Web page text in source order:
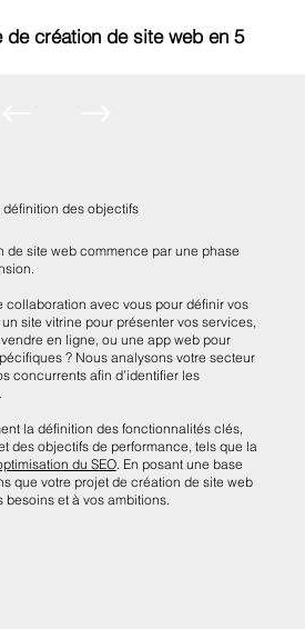
de création de site web en 5
des objectifs
de site web commence par une phase
collaboration avec vous pour définir vos
site vitrine pour présenter vos services,
en ligne, ou une app web pour
? Nous analysons votre secteur
concurrents afin d’identifier les
la définition des fonctionnalités clés,
des objectifs de performance, tels que la
du SEO. En posant une base
que votre projet de création de site web
besoins et à vos ambitions.